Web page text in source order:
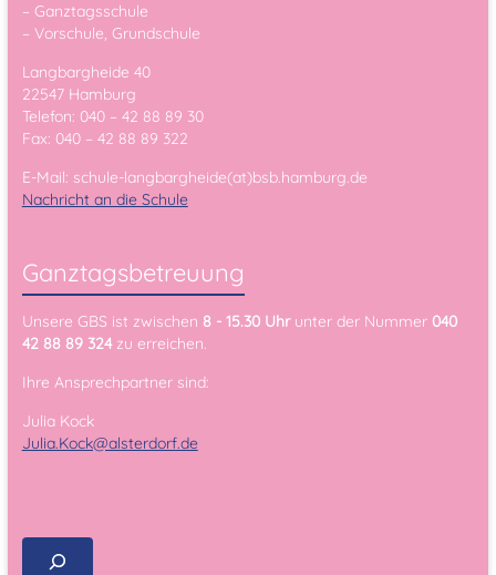
– Ganztagsschule
– Vorschule, Grundschule
Langbargheide 40
22547 Hamburg
Telefon: 040 – 42 88 89 30
Fax: 040 – 42 88 89 322
E-Mail: schule-langbargheide(at)bsb.hamburg.de
Nachricht an die Schule
Ganztagsbetreuung
Unsere GBS ist zwischen 8 - 15.30 Uhrunter der Nummer 040
42 88 89 324zu erreichen.
Ihre Ansprechpartner sind:
Julia Kock
Julia.Kock@alsterdorf.de